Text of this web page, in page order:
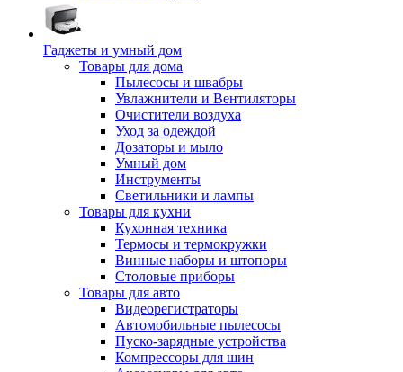
Гаджеты и умный дом
Товары для дома
Пылесосы и швабры
Увлажнители и Вентиляторы
Очистители воздуха
Уход за одеждой
Дозаторы и мыло
Умный дом
Инструменты
Светильники и лампы
Товары для кухни
Кухонная техника
Термосы и термокружки
Винные наборы и штопоры
Столовые приборы
Товары для авто
Видеорегистраторы
Автомобильные пылесосы
Пуско-зарядные устройства
Компрессоры для шин